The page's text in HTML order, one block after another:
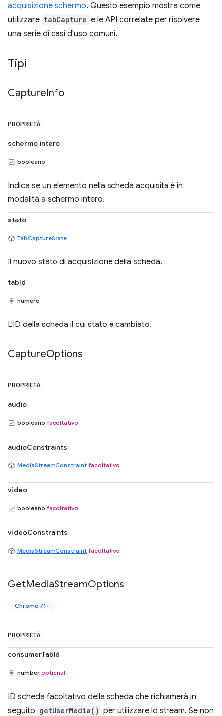
acquisizione schermo. Questo esempio mostra come
utilizzare tabCapture e le API correlate per risolvere
una serie di casi d'uso comuni.
Tipi
CaptureInfo
PROPRIETÀ
schermo intero
booleano
Indica se un elemento nella scheda acquisita è in
modalità a schermo intero.
stato
TabCaptureState
Il nuovo stato di acquisizione della scheda.
tabId
numero
L'ID della scheda il cui stato è cambiato.
CaptureOptions
PROPRIETÀ
audio
booleano facoltativo
audioConstraints
MediaStreamConstraint facoltativo
video
booleano facoltativo
videoConstraints
MediaStreamConstraint facoltativo
GetMediaStreamOptions
Chrome 71+
PROPRIETÀ
consumerTabId
number optional
ID scheda facoltativo della scheda che richiamerà in
seguito getUserMedia() per utilizzare lo stream. Se non